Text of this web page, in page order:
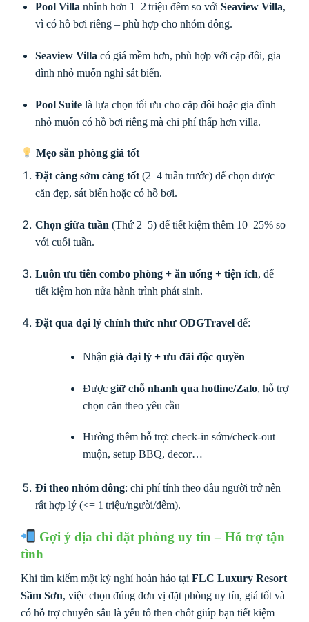
Pool Villa nhỉnh hơn 1–2 triệu đêm so với Seaview Villa,
vì có hồ bơi riêng – phù hợp cho nhóm đông.
Seaview Villa có giá mềm hơn, phù hợp với cặp đôi, gia
đình nhỏ muốn nghỉ sát biển.
Pool Suitelà lựa chọn tối ưu cho cặp đôi hoặc gia đình
nhỏ muốn có hồ bơi riêng mà chi phí thấp hơn villa.
Mẹo săn phòng giá tốt
Đặt càng sớm càng tốt(2–4 tuần trước) để chọn được
căn đẹp, sát biển hoặc có hồ bơi.
Chọn giữa tuần (Thứ 2–5) để tiết kiệm thêm 10–25% so
với cuối tuần.
Luôn ưu tiên combo phòng + ăn uống + tiện ích, để
tiết kiệm hơn nửa hành trình phát sinh.
Đặt qua đại lý chính thức như ODGTravelđể:
Nhận giá đại lý + ưu đãi độc quyền
Được giữ chỗ nhanh qua hotline/Zalo, hỗ trợ
chọn căn theo yêu cầu
Hưởng thêm hỗ trợ: check-in sớm/check-out
muộn, setup BBQ, decor…
Đi theo nhóm đông: chi phí tính theo đầu người trở nên
rất hợp lý (<= 1 triệu/người/đêm).
Gợi ý địa chỉ đặt phòng uy tín – Hỗ trợ tận
tình
Khi tìm kiếm một kỳ nghỉ hoàn hảo tại FLC Luxury Resort
Sầm Sơn, việc chọn đúng đơn vị đặt phòng uy tín, giá tốt và
có hỗ trợ chuyên sâu là yếu tố then chốt giúp bạn tiết kiệm